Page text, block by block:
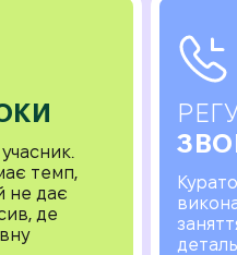
темп,
не дає
де